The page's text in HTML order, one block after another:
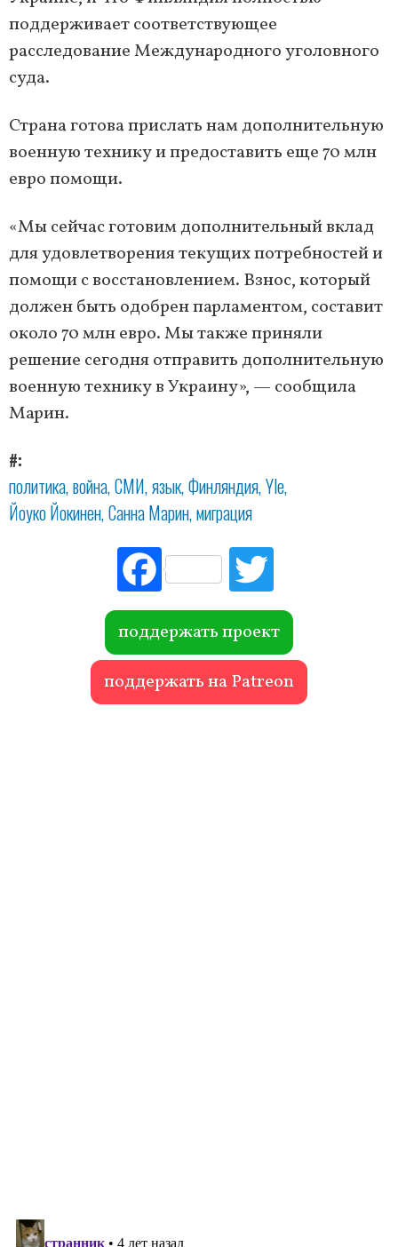
поддерживает соответствующее
расследование Международного уголовного
суда.
Страна готова прислать нам дополнительную
военную технику и предоставить еще 70 млн
евро помощи.
«Мы сейчас готовим дополнительный вклад
для удовлетворения текущих потребностей и
помощи с восстановлением. Взнос, который
должен быть одобрен парламентом, составит
около 70 млн евро. Мы также приняли
решение сегодня отправить дополнительную
военную технику в Украину», — сообщила
Марин.
#
политика война СМИ язык Финляндия Yle
Йоуко Йокинен Санна Марин миграция
Fac
ebo
ok r
поддержать проект
поддержать на Patreon